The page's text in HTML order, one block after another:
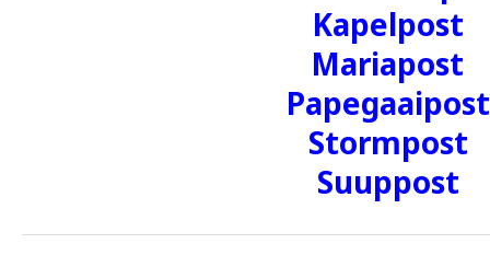
Kapelpost
Mariapost
Papegaaipost
Stormpost
Suuppost